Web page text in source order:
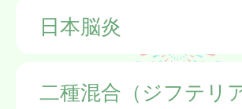
日本脳炎
二種混合（ジフテリ